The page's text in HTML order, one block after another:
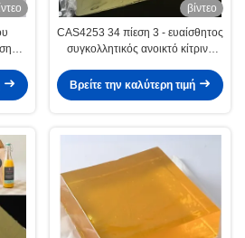
-
βίντεο
CAS4253 34 πίεση 3 - ευαίσθητος
συγκολλητικός ανοικτό κίτρινο
Βρείτε την καλύτερη τιμή